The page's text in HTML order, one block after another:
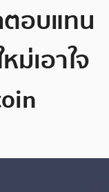
ตอบแทน
เอาใจ